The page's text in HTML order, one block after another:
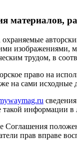
материалов,
изображениями,
трудом, в
право на
на сами
такой
Соглашения
прав вправе